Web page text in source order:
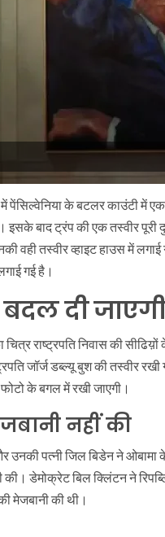
पेंसिल्वेनिया के बटलर काउंटी में एक
बाद ट्रंप की एक तस्वीर
वही तस्वीर व्हाइट हाउस में
गई है।
दी
राष्ट्रपति निवास की
जॉर्ज डब्ल्यू बुश की तस्वीर
के बगल में रखी जाएगी।
नहीं की
उनकी पत्नी जिल बिडेन ने ओबामा
डेमोक्रेट बिल क्लिंटन ने
मेजबानी की थी।